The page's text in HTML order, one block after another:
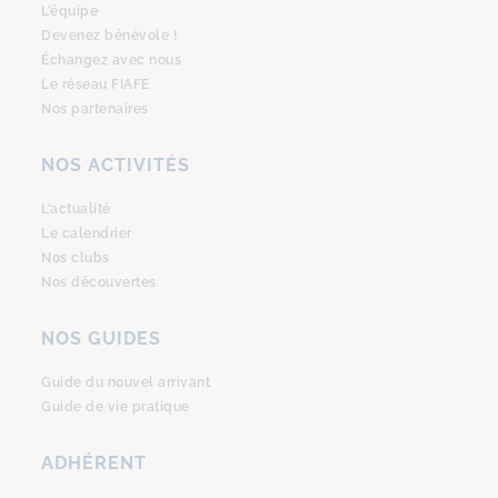
L’équipe
Devenez bénévole !
Échangez avec nous
Le réseau FIAFE
Nos partenaires
NOS ACTIVITÉS
L’actualité
Le calendrier
Nos clubs
Nos découvertes
NOS GUIDES
Guide du nouvel arrivant
Guide de vie pratique
ADHÉRENT